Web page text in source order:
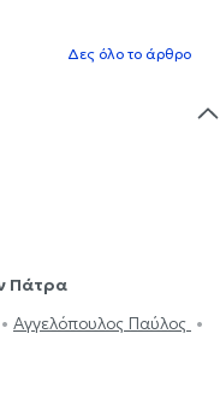
Δες όλο το άρθρο
Πάτρα
Αγγελόπουλος Παύλος